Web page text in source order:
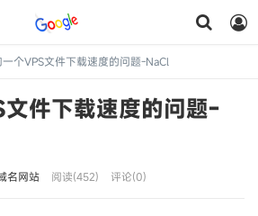
一个VPS文件下载速度的问题-NaCl
件下载速度的问题-
名网站 阅读(452) 评论(0)